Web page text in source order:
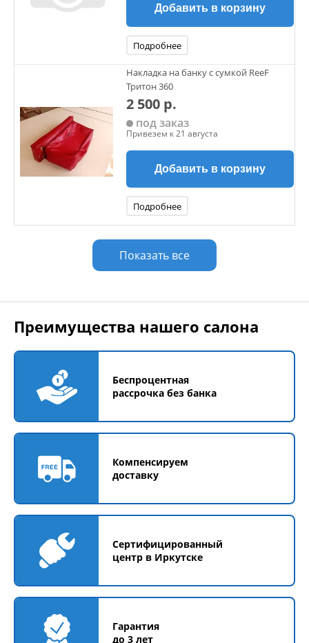
Добавить в корзину
Подробнее
Накладка на банку с сумкой ReeF
Тритон 360
2 500 р.
под заказ
Привезем к 21 августа
Добавить в корзину
Подробнее
Показать все
Преимущества нашего салона
Беспроцентная
рассрочка без банка
Компенсируем
доставку
Сертифицированный
центр в Иркутске
Гарантия
до 3 лет